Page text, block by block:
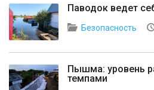
Паводок ведет
Безопасность
Пышма: уровень
темпами